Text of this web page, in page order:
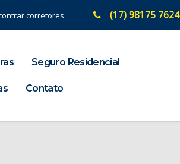
corretores. (17) 98175 7624
Seguro Residencial
Contato